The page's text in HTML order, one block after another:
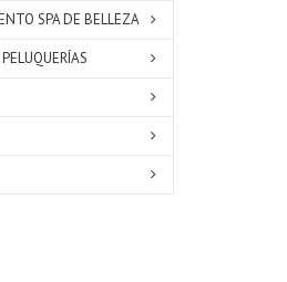
SPA DE BELLEZA